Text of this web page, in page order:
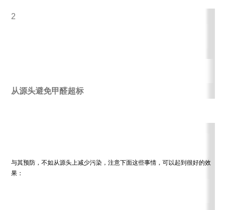
2
从源头避免甲醛超标
与其预防，不如从源头上减少污染，注意下面这些事情，可以起到很好的效
果：